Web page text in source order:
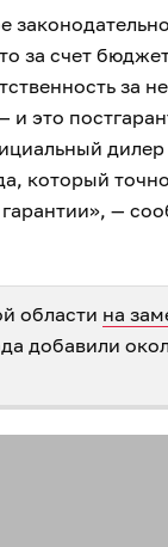
за счет
за
и это
который
—
области на
добавили